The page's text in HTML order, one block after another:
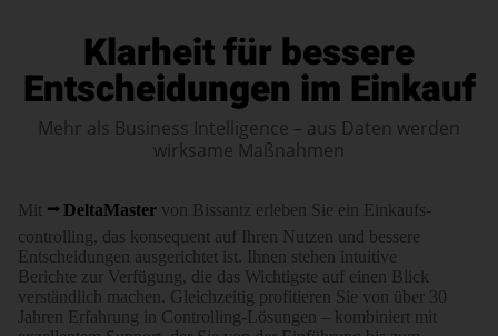
Klarheit für bessere
Entscheidungen im Einkauf
Mehr als Business Intelligence – aus Daten werden
wirksame Maßnahmen
Mit DeltaMaster von Bissantz erleben Sie ein Einkaufs­
controlling, das konse­quent auf Ihren Nutzen und bessere
Entscheidungen aus­ge­richtet ist. Ihnen stehen intuitive
Berichte zur Verfügung, die das Wichtigste auf einen Blick
verständ­lich machen. Gleich­zeitig profi­tieren Sie von über 30
Jahren Erfahrung in Controlling-Lösungen – kombiniert mit